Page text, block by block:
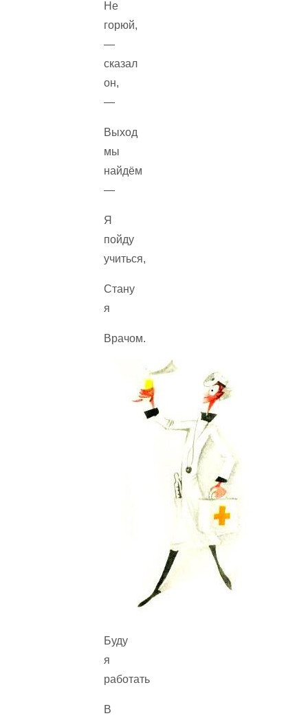
Не
горюй,
—
сказал
он,
—
Выход
мы
найдём
—
Я
пойду
учиться,
Стану
я
Врачом.
Буду
я
работать
В